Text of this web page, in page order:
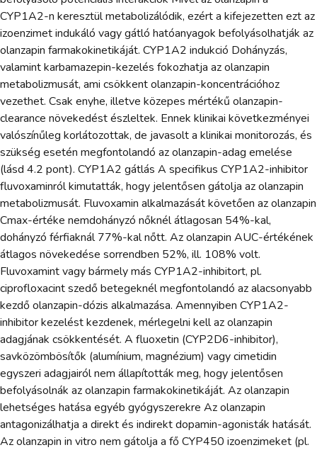
CYP1A2-n keresztül metabolizálódik, ezért a kifejezetten ezt az
izoenzimet indukáló vagy gátló hatóanyagok befolyásolhatják az
olanzapin farmakokinetikáját. CYP1A2 indukció Dohányzás,
valamint karbamazepin-kezelés fokozhatja az olanzapin
metabolizmusát, ami csökkent olanzapin-koncentrációhoz
vezethet. Csak enyhe, illetve közepes mértékű olanzapin-
clearance növekedést észleltek. Ennek klinikai következményei
valószínűleg korlátozottak, de javasolt a klinikai monitorozás, és
szükség esetén megfontolandó az olanzapin-adag emelése
(lásd 4.2 pont). CYP1A2 gátlás A specifikus CYP1A2-inhibitor
fluvoxaminról kimutatták, hogy jelentősen gátolja az olanzapin
metabolizmusát. Fluvoxamin alkalmazását követően az olanzapin
Cmax-értéke nemdohányzó nőknél átlagosan 54%-kal,
dohányzó férfiaknál 77%-kal nőtt. Az olanzapin AUC-értékének
átlagos növekedése sorrendben 52%, ill. 108% volt.
Fluvoxamint vagy bármely más CYP1A2-inhibitort, pl.
ciprofloxacint szedő betegeknél megfontolandó az alacsonyabb
kezdő olanzapin-dózis alkalmazása. Amennyiben CYP1A2-
inhibitor kezelést kezdenek, mérlegelni kell az olanzapin
adagjának csökkentését. A fluoxetin (CYP2D6-inhibitor),
savközömbösítők (alumínium, magnézium) vagy cimetidin
egyszeri adagjairól nem állapították meg, hogy jelentősen
befolyásolnák az olanzapin farmakokinetikáját. Az olanzapin
lehetséges hatása egyéb gyógyszerekre Az olanzapin
antagonizálhatja a direkt és indirekt dopamin-agonisták hatását.
Az olanzapin in vitro nem gátolja a fő CYP450 izoenzimeket (pl.